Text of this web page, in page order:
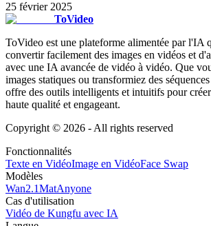
25 février 2025
ToVideo
ToVideo est une plateforme alimentée par l'IA
convertir facilement des images en vidéos et
avec une IA avancée de vidéo à vidéo. Que
images statiques ou transformiez des
offre des outils intelligents et intuitifs pour
haute qualité et engageant.
Copyright © 2026 - All rights reserved
Fonctionnalités
Texte en VidéoImage en VidéoFace Swap
Modèles
Wan2.1MatAnyone
Cas d'utilisation
Vidéo de Kungfu avec IA